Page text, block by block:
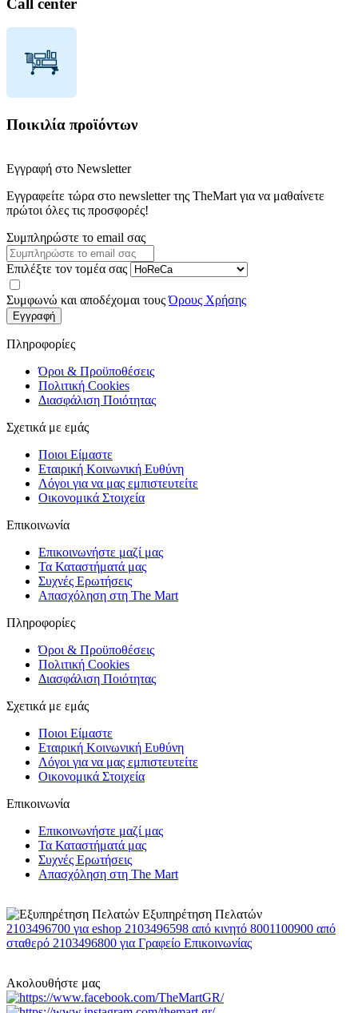
Call center
Ποικιλία προϊόντων
Εγγραφή στο Newsletter
Εγγραφείτε τώρα στο newsletter της TheMart για να μαθαίνετε
πρώτοι όλες τις προσφορές!
Συμπληρώστε το email σας
Επιλέξτε τον τομέα σας
Συμφωνώ και αποδέχομαι τουςΌρους Χρήσης
Εγγραφή
Πληροφορίες
Όροι & Προϋποθέσεις
Πολιτική Cookies
Διασφάλιση Ποιότητας
Σχετικά με εμάς
Ποιοι Είμαστε
Εταιρική Κοινωνική Ευθύνη
Λόγοι για να μας εμπιστευτείτε
Οικονομικά Στοιχεία
Επικοινωνία
Επικοινωνήστε μαζί μας
Τα Καταστήματά μας
Συχνές Ερωτήσεις
Απασχόληση στη The Mart
Πληροφορίες
Όροι & Προϋποθέσεις
Πολιτική Cookies
Διασφάλιση Ποιότητας
Σχετικά με εμάς
Ποιοι Είμαστε
Εταιρική Κοινωνική Ευθύνη
Λόγοι για να μας εμπιστευτείτε
Οικονομικά Στοιχεία
Επικοινωνία
Επικοινωνήστε μαζί μας
Τα Καταστήματά μας
Συχνές Ερωτήσεις
Απασχόληση στη The Mart
Εξυπηρέτηση Πελατών
2103496700 για eshop 2103496598 από κινητό 8001100900 από
σταθερό 2103496800 για Γραφείο Επικοινωνίας
Ακολουθήστε μας